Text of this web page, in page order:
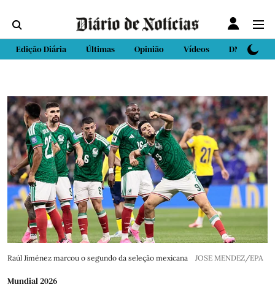
Edição Diária Últimas Opinião Vídeos DN Sport
Raúl Jiménez marcou o segundo da seleção mexicana JOSE MENDEZ/EPA
Mundial 2026